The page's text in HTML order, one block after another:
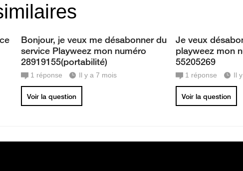
Bonjour, je veux me désabonner du
service Playweez mon numéro
28919155(portabilité)
1 réponse Il y a 7 mois
Voir la question
Je veux
playweez mon
55205269
1 réponse Il
Voir la question